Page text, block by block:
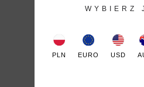
WYBIERZ
PLN EURO USD